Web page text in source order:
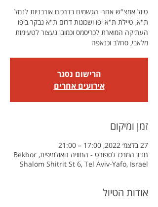
טיול אמצ"ש אחרי הגשמים בדרכים אורבניות לנמל
ת"א, טיילת ת"א יפו ושכונות דרום ת"א נבקר ביפו
העתיקה המוארת לכריסמס וכמובן נעצור לטעימות
מלאבי, סחלב וכנאפה
הרישום נסגר
אירועים אחרים
זמן ומיקום
27 בדצמ׳ 2022, 17:00 – 21:00
חניון המרכז לספורט - החוויה האולמיפית, Bekhor
Shalom Shitrit St 6, Tel Aviv-Yafo, Israel
אודות הטיול